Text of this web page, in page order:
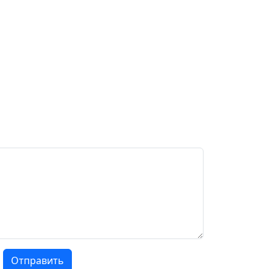
Отправить